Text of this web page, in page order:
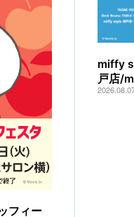
フィー
miffy
戸店/